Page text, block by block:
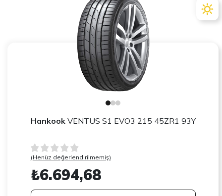
HankookVENTUS S1 EVO3 215 45ZR1 93Y
(Henüz değerlendirilmemiş)
₺6.694,68